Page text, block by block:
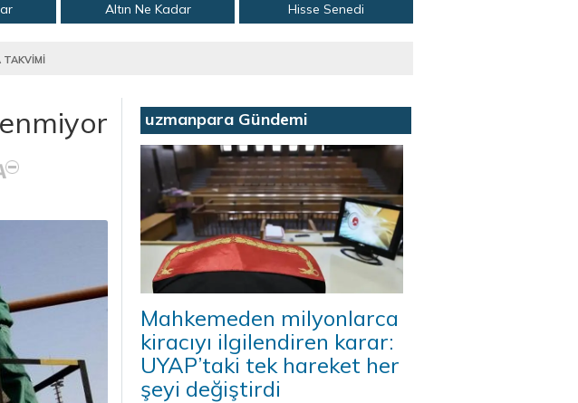
Altın Ne Kadar Hisse Senedi
TAKVİMİ
uzmanpara Gündemi
Mahkemeden milyonlarca
kiracıyı ilgilendiren karar:
UYAP’taki tek hareket her
şeyi değiştirdi